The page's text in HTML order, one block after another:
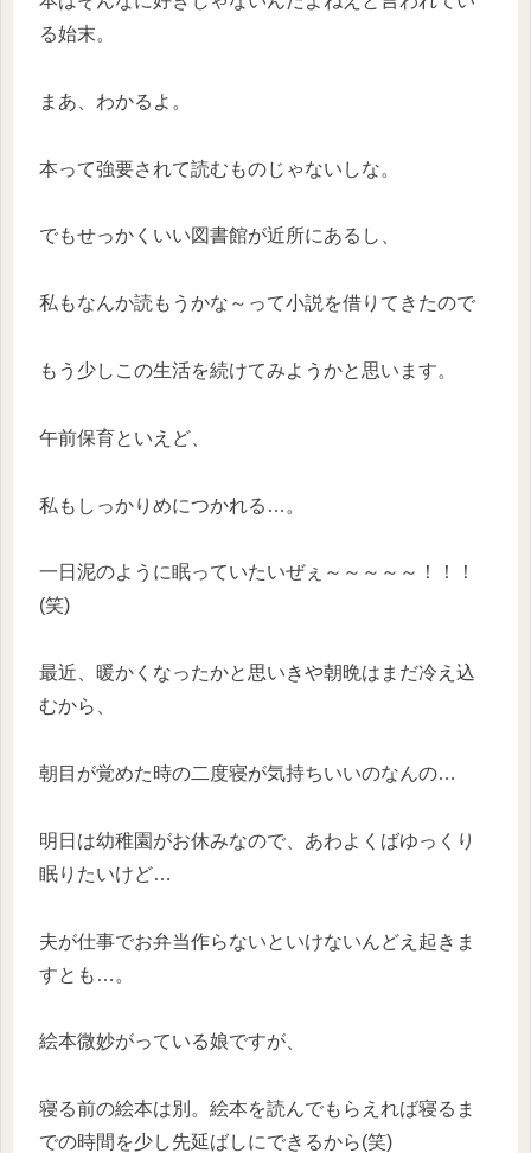
る始末。
まあ、わかるよ。
本って強要されて読むものじゃないしな。
でもせっかくいい図書館が近所にあるし、
私もなんか読もうかな～って小説を借りてきたので
もう少しこの生活を続けてみようかと思います。
午前保育といえど、
私もしっかりめにつかれる…。
一日泥のように眠っていたいぜぇ～～～～～！！！
(笑)
最近、暖かくなったかと思いきや朝晩はまだ冷え込
むから、
朝目が覚めた時の二度寝が気持ちいいのなんの…
明日は幼稚園がお休みなので、あわよくばゆっくり
眠りたいけど…
夫が仕事でお弁当作らないといけないんどえ起きま
すとも…。
絵本微妙がっている娘ですが、
寝る前の絵本は別。絵本を読んでもらえれば寝るま
での時間を少し先延ばしにできるから(笑)